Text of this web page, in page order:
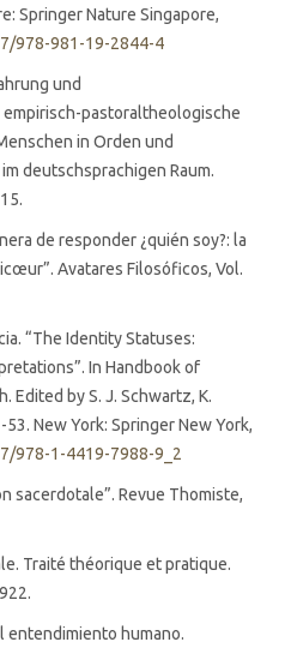
Springer Nature Singapore,
978-981-19-2844-4
und
pastoraltheologische
in Orden und
deutschsprachigen Raum.
de responder ¿quién soy?: la
Avatares Filosóficos, Vol.
“The Identity Statuses:
In Handbook of
Edited by S. J. Schwartz, K.
New York: Springer New York,
978-1-4419-7988-9_2
sacerdotale”. Revue Thomiste,
Traité théorique et pratique.
entendimiento humano.